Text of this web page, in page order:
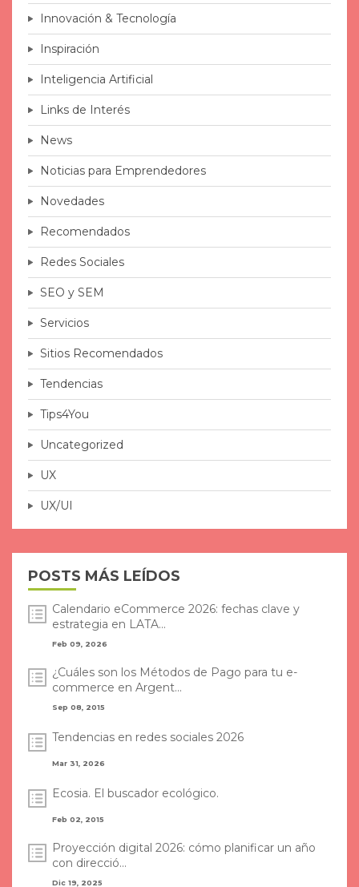
Innovación & Tecnología
Inspiración
Inteligencia Artificial
Links de Interés
News
Noticias para Emprendedores
Novedades
Recomendados
Redes Sociales
SEO y SEM
Servicios
Sitios Recomendados
Tendencias
Tips4You
Uncategorized
UX
UX/UI
POSTS MÁS LEÍDOS
Calendario eCommerce 2026: fechas clave y
estrategia en LATA...
Feb 09, 2026
¿Cuáles son los Métodos de Pago para tu e-
commerce en Argent...
Sep 08, 2015
Tendencias en redes sociales 2026
Mar 31, 2026
Ecosia. El buscador ecológico.
Feb 02, 2015
Proyección digital 2026: cómo planificar un año
con direcció...
Dic 19, 2025